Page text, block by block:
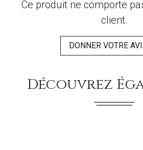
Ce produit ne comporte
client.
DONNER VOTRE
Découvrez